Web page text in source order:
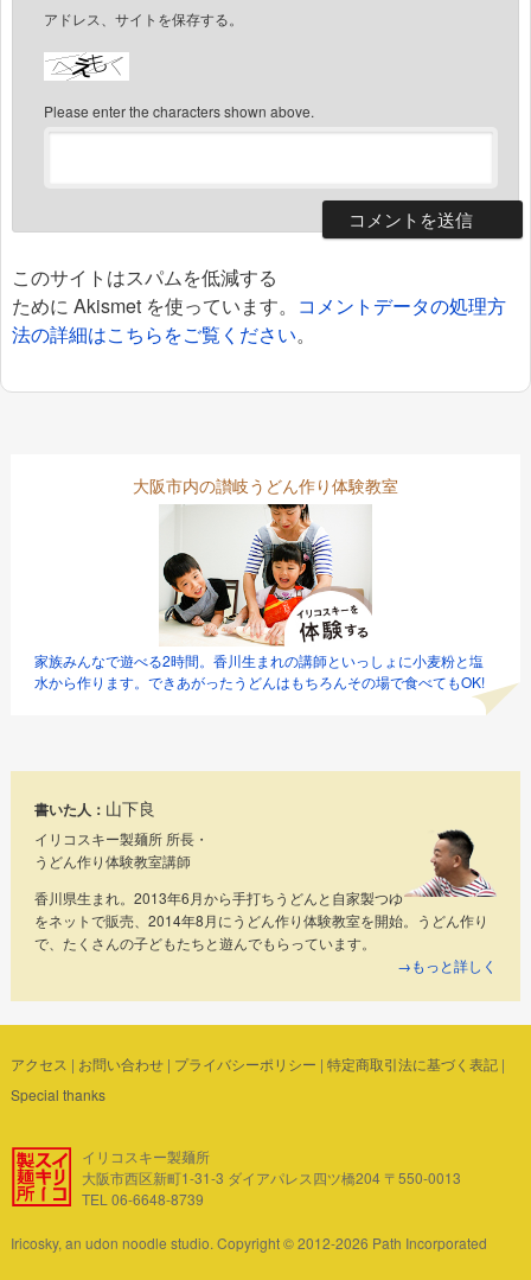
アドレス、サイトを保存する。
Please enter the characters shown above.
このサイトはスパムを低減する
ために Akismet を使っています。 コメントデータの処理方
法の詳細はこちらをご覧ください。
大阪市内の讃岐うどん作り体験教室
家族みんなで遊べる2時間。香川生まれの講師といっしょに小麦粉と塩
水から作ります。できあがったうどんはもちろんその場で食べてもOK!
書いた人： 山下良
イリコスキー製麺所 所長・
うどん作り体験教室講師
香川県生まれ。2013年6月から手打ちうどんと自家製つゆ
をネットで販売、2014年8月にうどん作り体験教室を開始。うどん作り
で、たくさんの子どもたちと遊んでもらっています。
→もっと詳しく
アクセス | お問い合わせ| プライバシーポリシー | 特定商取引法に基づく表記|
Special thanks
イリコスキー製麺所
大阪市西区新町1-31-3 ダイアパレス四ツ橋204 〒550-0013
TEL 06-6648-8739
Iricosky, an udon noodle studio. Copyright © 2012-2026 Path Incorporated